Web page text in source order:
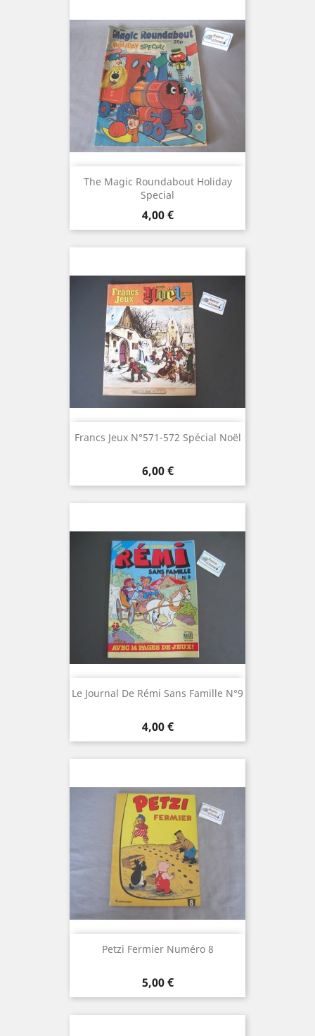
The Magic Roundabout Holiday
Special
Prix
4,00 €
Francs Jeux N°571-572 Spécial Noël
Prix
6,00 €
Le Journal De Rémi Sans Famille N°9
Prix
4,00 €
Petzi Fermier Numéro 8
Prix
5,00 €